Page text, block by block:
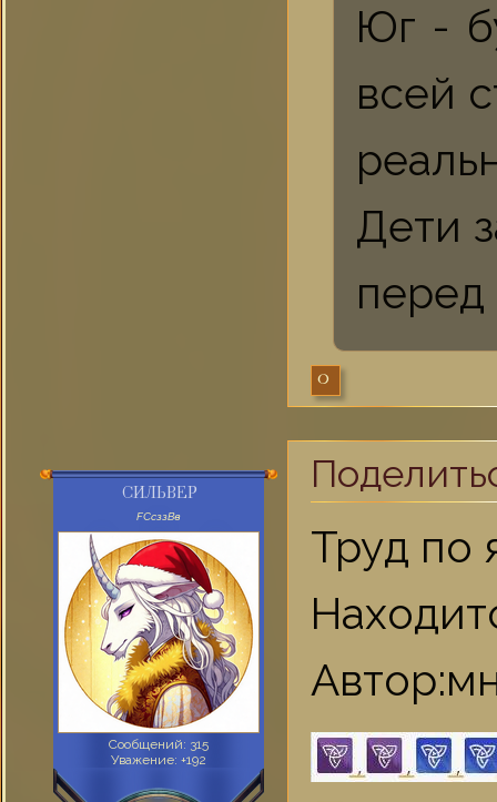
Юг -
всей
Дети
перед
0
СИЛЬВЕР
FСсззВв
Сообщений: 315
Уважение: +192
Труд по